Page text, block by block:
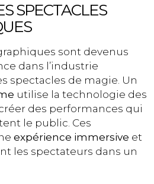
SPECTACLES
sont devenus
dans l’industrie
spectacles de magie. Un
utilise la technologie des
des performances qui
le public. Ces
expérience immersive et
les spectateurs dans un